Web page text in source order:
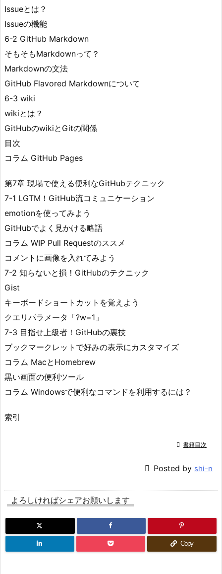
Issueとは？
Issueの機能
6-2 GitHub Markdown
そもそもMarkdownって？
Markdownの文法
GitHub Flavored Markdownについて
6-3 wiki
wikiとは？
GitHubのwikiとGitの関係
目次
コラム GitHub Pages
第7章 現場で使える便利なGitHubテクニック
7-1 LGTM！GitHub流コミュニケーション
emotionを使ってみよう
GitHubでよく見かける略語
コラム WIP Pull Requestのススメ
コメントに画像を入れてみよう
7-2 知らないと損！GitHubのテクニック
Gist
キーボードショートカットを覚えよう
クエリパラメータ「?w=1」
7-3 目指せ上級者！GitHubの裏技
ブックマークレットで好みの表示にカスタマイズ
コラム MacとHomebrew
黒い画面の便利ツール
コラム Windowsで便利なコマンドを利用するには？
索引
 書籍目次
 Posted by shi-n
よろしければシェアお願いします
Copy